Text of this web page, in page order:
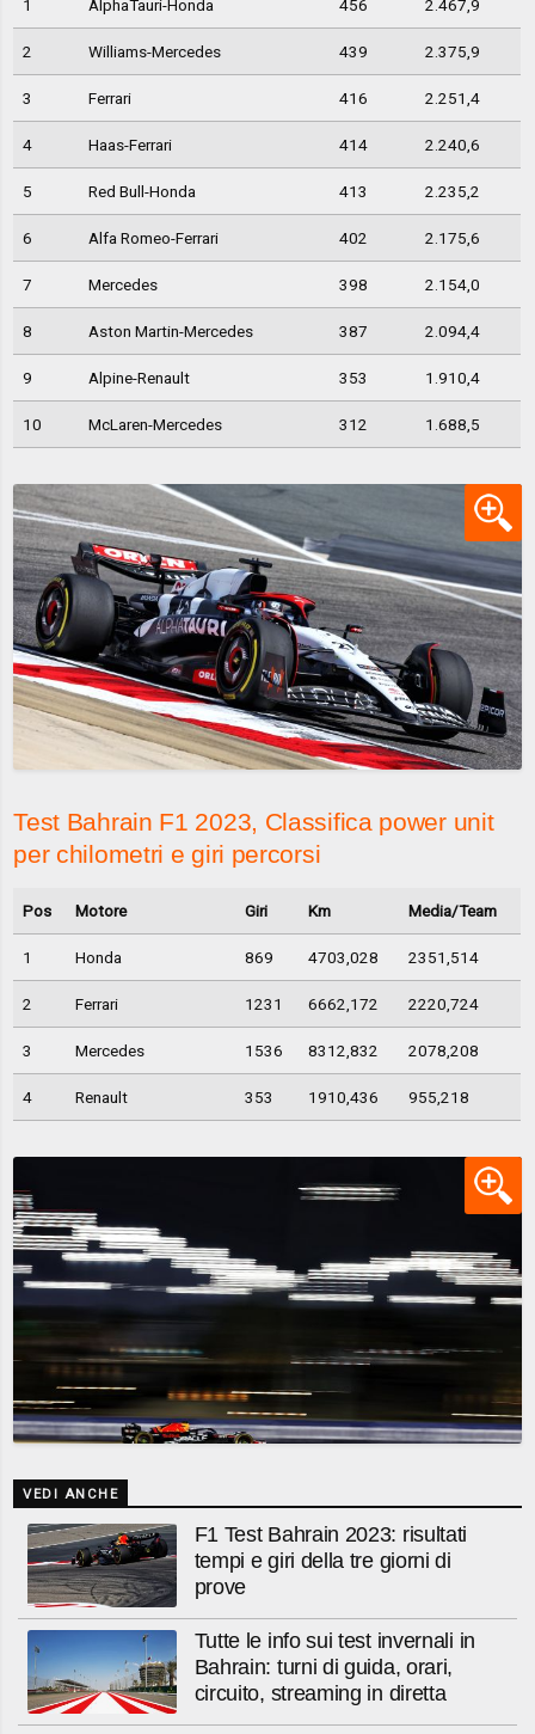
1 AlphaTauri-Honda 456 2.467,9
2 Williams-Mercedes 439 2.375,9
3 Ferrari 416 2.251,4
4 Haas-Ferrari 414 2.240,6
5 Red Bull-Honda 413 2.235,2
6 Alfa Romeo-Ferrari 402 2.175,6
7 Mercedes 398 2.154,0
8 Aston Martin-Mercedes 387 2.094,4
9 Alpine-Renault 353 1.910,4
10 McLaren-Mercedes 312 1.688,5
Test Bahrain F1 2023, Classifica power unit
per chilometri e giri percorsi
Pos Motore Giri Km Media/Team
1 Honda 869 4703,028 2351,514
2 Ferrari 1231 6662,172 2220,724
3 Mercedes 1536 8312,832 2078,208
4 Renault 353 1910,436 955,218
VEDI ANCHE
F1 Test Bahrain 2023: risultati
tempi e giri della tre giorni di
prove
Tutte le info sui test invernali in
Bahrain: turni di guida, orari,
circuito, streaming in diretta